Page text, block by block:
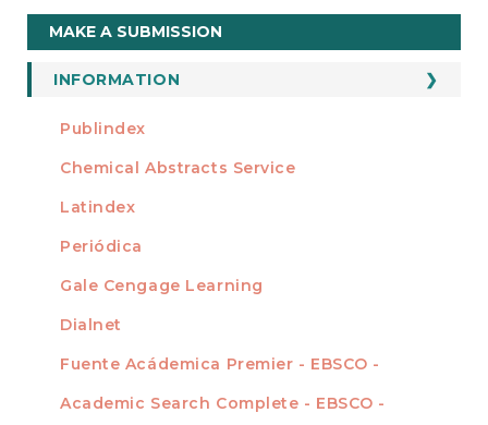
Make
a
Submission
MAKE A SUBMISSION
INFORMATION
For Readers
For Librarians
INDEXADA EN
Publindex
Chemical Abstracts Service
Latindex
Periódica
Gale Cengage Learning
Dialnet
Fuente Acádemica Premier - EBSCO -
Academic Search Complete - EBSCO -